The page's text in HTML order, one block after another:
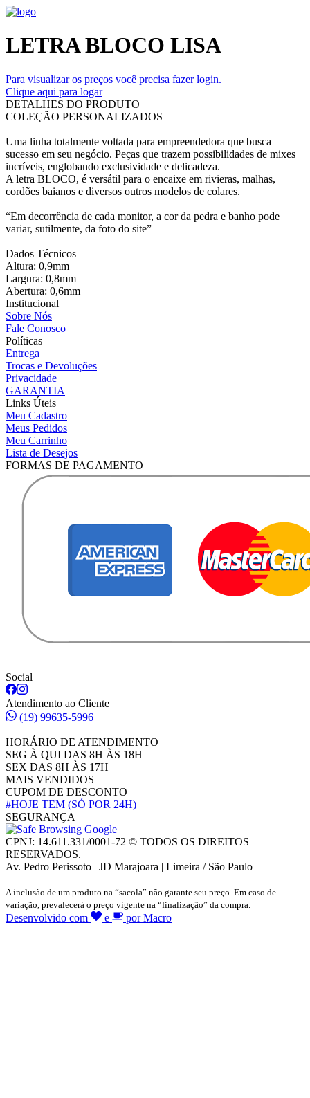
LETRA BLOCO LISA
Para visualizar os preços você precisa fazer login.
Clique aqui para logar
DETALHES DO PRODUTO
COLEÇÃO PERSONALIZADOS
Uma linha totalmente voltada para empreendedora que busca
sucesso em seu negócio. Peças que trazem possibilidades de mixes
incríveis, englobando exclusividade e delicadeza.
A letra BLOCO, é versátil para o encaixe em rivieras, malhas,
cordões baianos e diversos outros modelos de colares.
“Em decorrência de cada monitor, a cor da pedra e banho pode
variar, sutilmente, da foto do site”
Dados Técnicos
Altura: 0,9mm
Largura: 0,8mm
Abertura: 0,6mm
Institucional
Sobre Nós
Fale Conosco
Políticas
Entrega
Trocas e Devoluções
Privacidade
GARANTIA
Links Úteis
Meu Cadastro
Meus Pedidos
Meu Carrinho
Lista de Desejos
FORMAS DE PAGAMENTO
Social
Atendimento ao Cliente
(19) 99635-5996
HORÁRIO DE ATENDIMENTO
SEG À QUI DAS 8H ÀS 18H
SEX DAS 8H ÀS 17H
MAIS VENDIDOS
CUPOM DE DESCONTO
#HOJE TEM (SÓ POR 24H)
SEGURANÇA
CPNJ: 14.611.331/0001-72 © TODOS OS DIREITOS
RESERVADOS.
Av. Pedro Perissoto | JD Marajoara | Limeira / São Paulo
A inclusão de um produto na “sacola” não garante seu preço. Em caso de
variação, prevalecerá o preço vigente na “finalização” da compra.
Desenvolvido com e por Macro